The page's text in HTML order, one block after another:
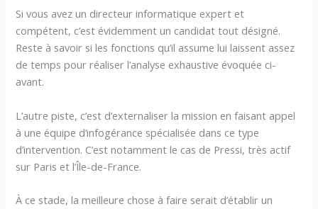
Si vous avez un directeur informatique expert et
compétent, c’est évidemment un candidat tout désigné.
Reste à savoir si les fonctions qu’il assume lui laissent assez
de temps pour réaliser l’analyse exhaustive évoquée ci-
avant.
L’autre piste, c’est d’externaliser la mission en faisant appel
à une équipe d’infogérance spécialisée dans ce type
d’intervention. C’est notamment le cas de Pressi, très actif
sur Paris et l’Île-de-France.
À ce stade, la meilleure chose à faire serait d’établir un